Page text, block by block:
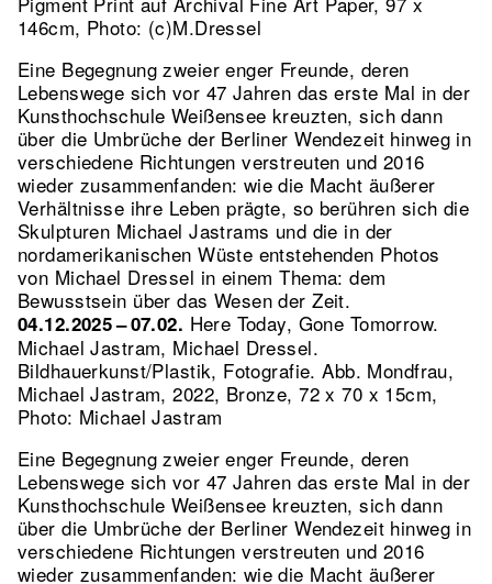
146cm, Photo: (c)M.Dressel
Eine Begegnung zweier enger Freunde, deren
Lebenswege sich vor 47 Jahren das erste Mal in der
Kunsthochschule Weißensee kreuzten, sich dann
über die Umbrüche der Berliner Wendezeit hinweg in
verschiedene Richtungen verstreuten und 2016
wieder zusammenfanden: wie die Macht äußerer
Verhältnisse ihre Leben prägte, so berühren sich die
Skulpturen Michael Jastrams und die in der
nordamerikanischen Wüste entstehenden Photos
von Michael Dressel in einem Thema: dem
Bewusstsein über das Wesen der Zeit.
04.12.2025 – 07.02. Here Today, Gone Tomorrow.
Michael Jastram, Michael Dressel.
Bildhauerkunst/Plastik, Fotografie.Abb. Mondfrau,
Michael Jastram, 2022, Bronze, 72 x 70 x 15cm,
Photo: Michael Jastram
Eine Begegnung zweier enger Freunde, deren
Lebenswege sich vor 47 Jahren das erste Mal in der
Kunsthochschule Weißensee kreuzten, sich dann
über die Umbrüche der Berliner Wendezeit hinweg in
verschiedene Richtungen verstreuten und 2016
wieder zusammenfanden: wie die Macht äußerer